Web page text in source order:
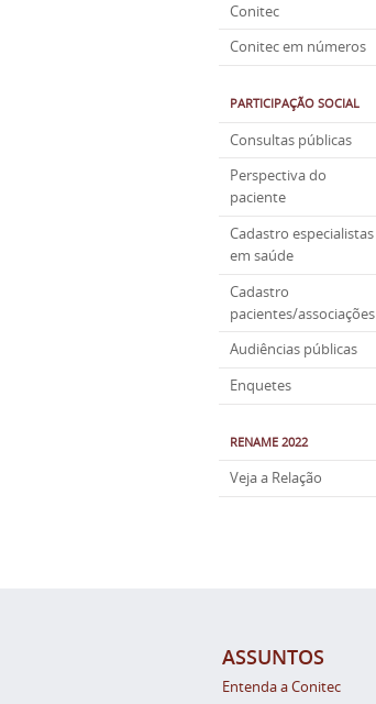
Conitec
Conitec em números
PARTICIPAÇÃO SOCIAL
Consultas públicas
Perspectiva do
paciente
Cadastro especialistas
em saúde
Cadastro
pacientes/associações
Audiências públicas
Enquetes
RENAME 2022
Veja a Relação
ASSUNTOS
Entenda a Conitec